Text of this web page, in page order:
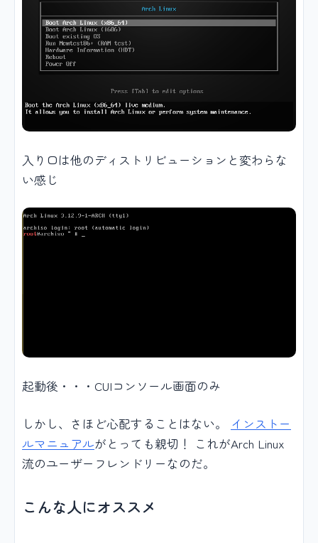
入り口は他のディストリビューションと変わらな
い感じ
起動後・・・CUIコンソール画面のみ
しかし、さほど心配することはない。 インストー
ルマニュアルがとっても親切！ これがArch Linux
流のユーザーフレンドリーなのだ。
こんな人にオススメ